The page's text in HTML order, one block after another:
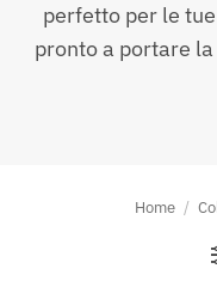
perfetto per le
pronto a portare
Home /